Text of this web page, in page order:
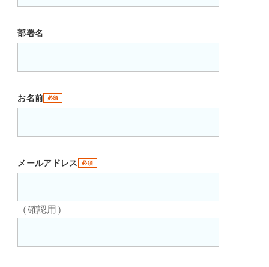
部署名
お名前 必須
メールアドレス 必須
（確認用）